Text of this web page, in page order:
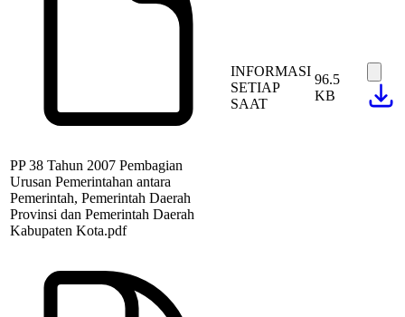
PP 38 Tahun 2007 Pembagian
Urusan Pemerintahan antara
Pemerintah, Pemerintah Daerah
Provinsi dan Pemerintah Daerah
Kabupaten Kota.pdf
INFORMASI
SETIAP
SAAT
96.5
KB